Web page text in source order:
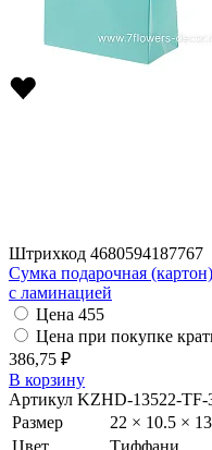
Штрихкод 4680594187767
Сумка подарочная
с ламинацией
Цена 455
Цена при покупке
386,75 ₽
В корзину
Артикул KZHD-13522-TF-
Размер
22 × 10.5 ×
Цвет
Тиффани